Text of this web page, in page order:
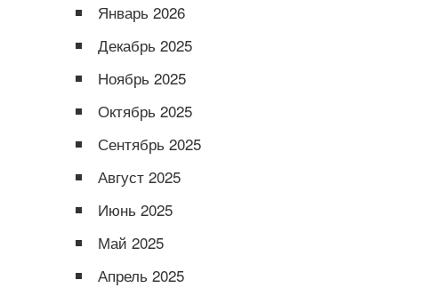
Январь 2026
Декабрь 2025
Ноябрь 2025
Октябрь 2025
Сентябрь 2025
Август 2025
Июнь 2025
Май 2025
Апрель 2025